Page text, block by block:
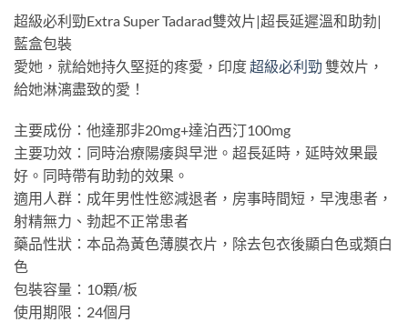
超級必利勁Extra Super Tadarad雙效片|超長延遲溫和助勃|
藍盒包裝
愛她，就給她持久堅挺的疼愛，印度超級必利勁 雙效片，
給她淋漓盡致的愛！
主要成份：他達那非20mg+達泊西汀100mg
主要功效：同時治療陽痿與早泄。超長延時，延時效果最
好。同時帶有助勃的效果。
適用人群：成年男性性慾減退者，房事時間短，早洩患者，
射精無力、勃起不正常患者
藥品性狀：本品為黃色薄膜衣片，除去包衣後顯白色或類白
色
包裝容量：10顆/板
使用期限：24個月